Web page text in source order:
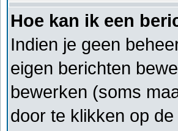
Hoe kan ik een
Indien je geen
eigen berichten
bewerken (soms
door te klikken op de